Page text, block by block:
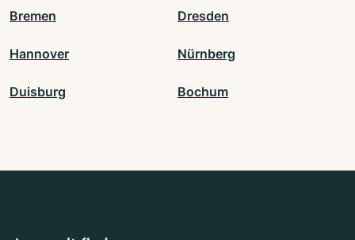
Bremen Dresden
Hannover Nürnberg
Duisburg Bochum